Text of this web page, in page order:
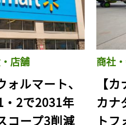
店舗
ォルマート、
・2で2031年
コープ3削減
商社
【
カナ
ト